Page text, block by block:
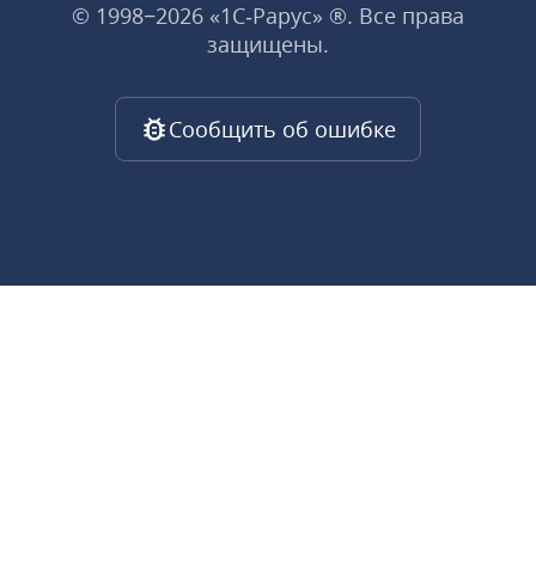
© 1998−2026 «1С‑Рарус» ®. Все права
защищены.
Сообщить об ошибке